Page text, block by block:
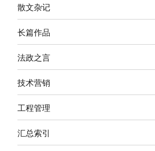
散文杂记
长篇作品
法政之言
技术营销
工程管理
汇总索引